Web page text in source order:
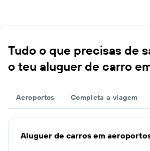
Tudo o que precisas de
o teu aluguer de carro
Aeroportos Completa a viagem
Aluguer de carros em